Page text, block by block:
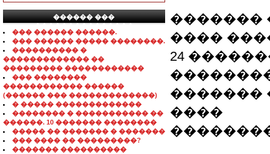
������ ���
���������������
��� ������ ������.
��� ������ ����� ��������.
���������� �
������������� ��
��������� ������������
��� ��������
������������ ������
(������ ��� �������������)
� ����� �������������
�������� � ����������� ��
������. 10 ������� ��������
����� �� ������� � �������
��� ���� �� ���������?
������� ����������
�������
����
24
�������
����